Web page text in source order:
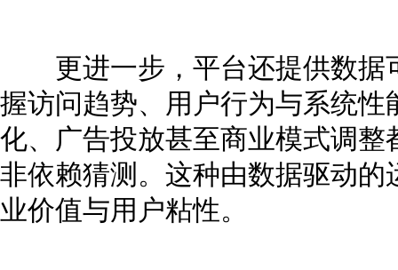
更进一步，平台还提供数据
握访问趋势、用户行为与系统
化、广告投放甚至商业模式调
非依赖猜测。这种由数据驱动
业价值与用户粘性。